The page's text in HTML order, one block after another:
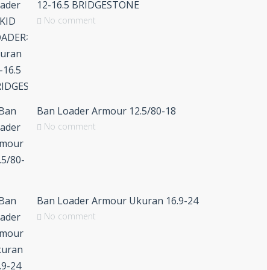
12-16.5 BRIDGESTONE
No comment
Ban Loader Armour 12.5/80-18
No comment
Ban Loader Armour Ukuran 16.9-24
No comment